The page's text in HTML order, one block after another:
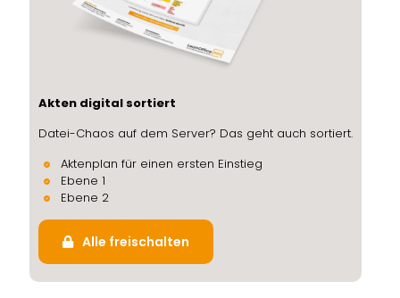
Akten digital sortiert
Datei-Chaos auf dem Server? Das geht auch sortiert.
Aktenplan für einen ersten Einstieg
Ebene 1
Ebene 2
Alle freischalten